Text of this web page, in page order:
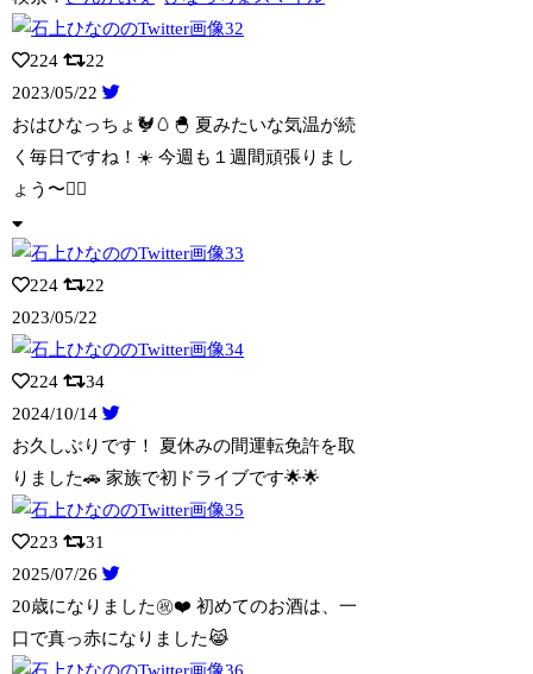
224
22
2023/05/22
おはひなっちょ🐓🥚🐣 夏みたいな気温が続
く毎日ですね！☀️ 今週も１週間頑張りま し
ょう〜👍🏻
224
22
2023/05/22
224
34
2024/10/14
お久しぶりです！ 夏休みの間運転免許を取
りました🚗 家族で初ドライブです🌟🌟
223
31
2025/07/26
20歳になりました㊗️❤️ 初めてのお酒は、一
口で真っ赤になりました😹